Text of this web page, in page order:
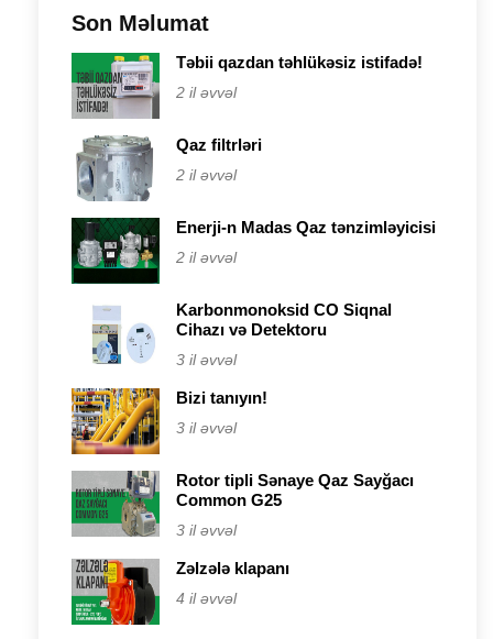
Son Məlumat
Təbii qazdan təhlükəsiz istifadə!
2 il əvvəl
Qaz filtrləri
2 il əvvəl
Enerji-n Madas Qaz tənzimləyicisi
2 il əvvəl
Karbonmonoksid CO Siqnal
Cihazı və Detektoru
3 il əvvəl
Bizi tanıyın!
3 il əvvəl
Rotor tipli Sənaye Qaz Sayğacı
Common G25
3 il əvvəl
Zəlzələ klapanı
4 il əvvəl